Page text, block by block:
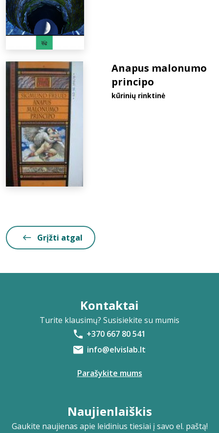
Anapus malonumo
principo
kūrinių rinktinė
Grįžti atgal
Kontaktai
Turite klausimų? Susisiekite su mumis
+370 667 80 541
info@elvislab.lt
Parašykite mums
Naujienlaiškis
Gaukite naujienas apie leidinius tiesiai į savo el. paštą!